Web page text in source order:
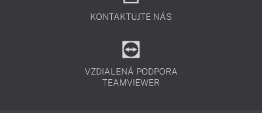
KONTAKTUJTE NÁS
VZDIALENÁ PODPORA
TEAMVIEWER